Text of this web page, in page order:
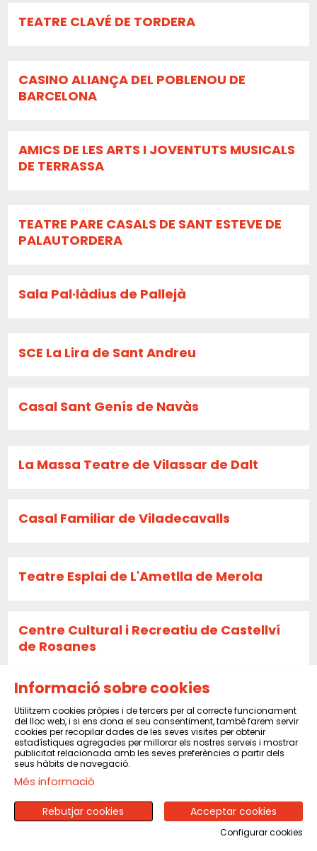
TEATRE CLAVÉ DE TORDERA
CASINO ALIANÇA DEL POBLENOU DE
BARCELONA
AMICS DE LES ARTS I JOVENTUTS MUSICALS
DE TERRASSA
TEATRE PARE CASALS DE SANT ESTEVE DE
PALAUTORDERA
Sala Pal·làdius de Pallejà
SCE La Lira de Sant Andreu
Casal Sant Genís de Navàs
La Massa Teatre de Vilassar de Dalt
Casal Familiar de Viladecavalls
Teatre Esplai de L'Ametlla de Merola
Centre Cultural i Recreatiu de Castellví
de Rosanes
La Caldera
Sala El Sindicat de Balsareny
CENTRE CULTURAL I RECREATIU DE PINEDA
Informació sobre cookies
Utilitzem cookies pròpies i de tercers per al correcte funcionament
del lloc web, i si ens dona el seu consentiment, també farem servir
cookies per recopilar dades de les seves visites per obtenir
estadístiques agregades per millorar els nostres serveis i mostrar
publicitat relacionada amb les seves preferències a partir dels
seus hàbits de navegació.
Més informació
Acceptar cookies
Rebutjar cookies
Configurar cookies